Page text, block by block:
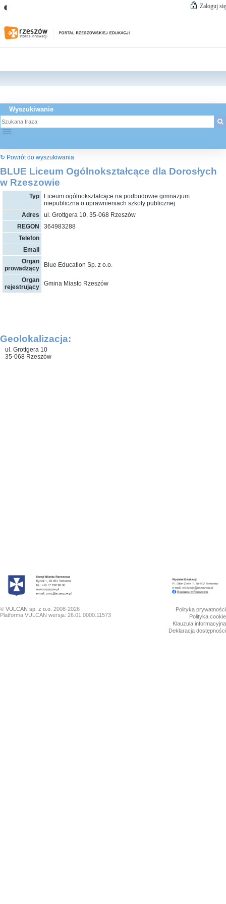
◐ Zaloguj się
Wyszukiwanie
☰
↻ Powrót do wyszukiwania
BLUE Liceum Ogólnokształcące dla Dorosłych
w Rzeszowie
Typ
Liceum ogólnokształcące na podbudowie gimnazjum
niepubliczna o uprawnieniach szkoły publicznej
Adres
ul. Grottgera 10, 35-068 Rzeszów
REGON
364983288
Telefon
Email
Organ
prowadzący
Blue Education Sp. z o.o.
Organ
rejestrujący
Gmina Miasto Rzeszów
Geolokalizacja:
ul. Grottgera 10
35-068 Rzeszów
© VULCAN sp. z o.o. 2008-2026
Platforma VULCAN wersja: 26.01.0000.11573
Polityka prywatności
Polityka cookie
Klauzula informacyjna
Deklaracja dostępności